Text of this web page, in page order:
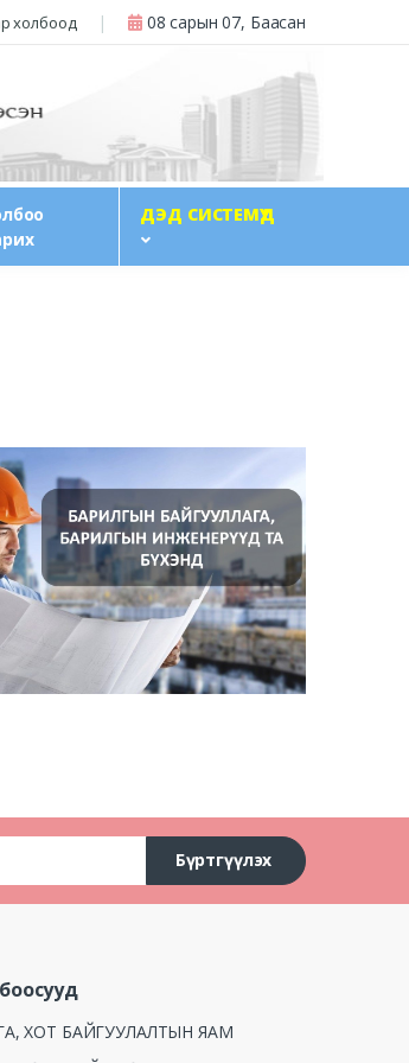
холбоод 08 сарын 07, Баасан
ДЭД СИСТЕМҮҮД
Бүртгүүлэх
ХОТ БАЙГУУЛАЛТЫН ЯАМ